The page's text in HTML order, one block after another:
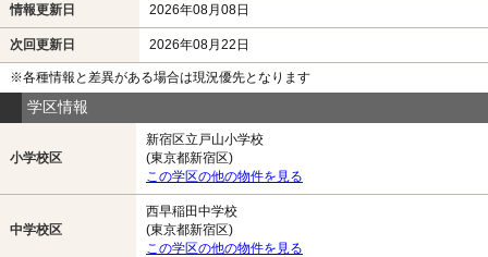
情報更新日 2026年08月08日
次回更新日 2026年08月22日
※各種情報と差異がある場合は現況優先となります
学区情報
小学校区
新宿区立戸山小学校
(東京都新宿区)
この学区の他の物件を見る
中学校区
西早稲田中学校
(東京都新宿区)
この学区の他の物件を見る